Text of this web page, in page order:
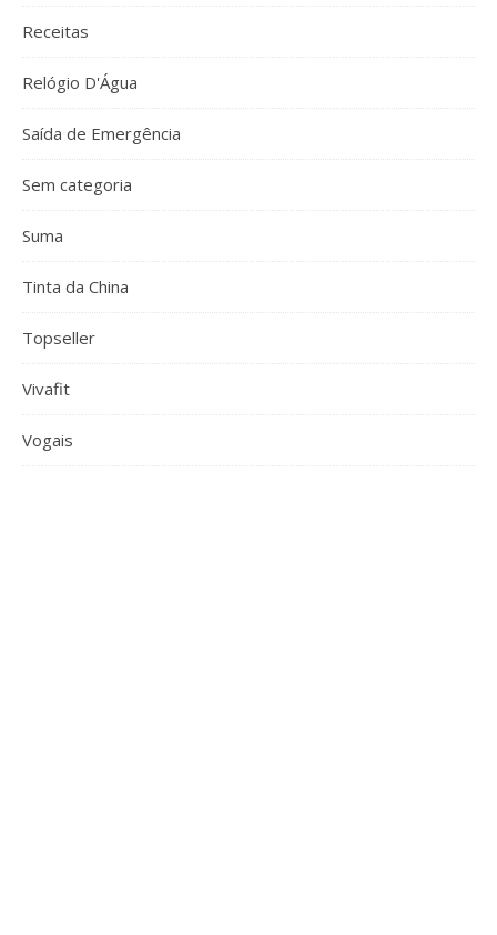
Receitas
Relógio D'Água
Saída de Emergência
Sem categoria
Suma
Tinta da China
Topseller
Vivafit
Vogais